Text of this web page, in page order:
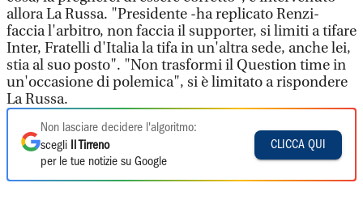
allora La Russa. "Presidente -ha replicato Renzi-
faccia l'arbitro, non faccia il supporter, si limiti a tifare
Inter, Fratelli d'Italia la tifa in un'altra sede, anche lei,
stia al suo posto". "Non trasformi il Question time in
un'occasione di polemica", si è limitato a rispondere
La Russa.
Non lasciare decidere l'algoritmo:
scegli
Il Tirreno
per le tue notizie su Google
CLICCA QUI